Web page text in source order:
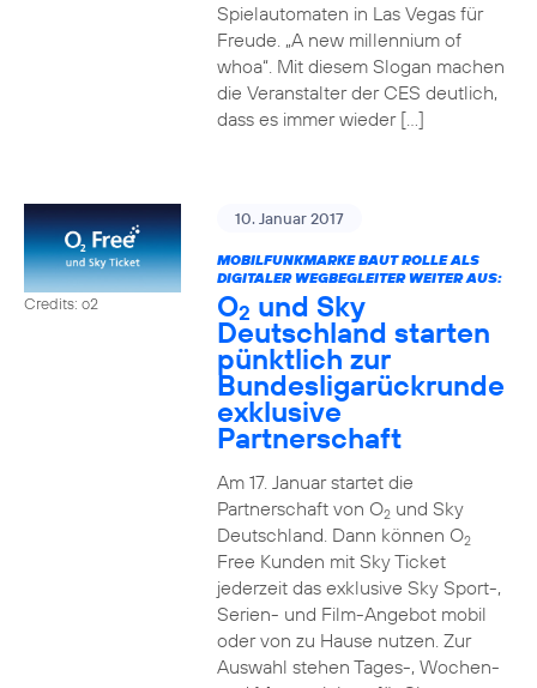
Spielautomaten in Las Vegas für
Freude. „A new millennium of
whoa“. Mit diesem Slogan machen
die Veranstalter der CES deutlich,
dass es immer wieder […]
Credits: o2
10. Januar 2017
MOBILFUNKMARKE BAUT ROLLE ALS
DIGITALER WEGBEGLEITER WEITER AUS:
O2 und Sky
Deutschland starten
pünktlich zur
Bundesligarückrunde
exklusive
Partnerschaft
Am 17. Januar startet die
Partnerschaft von O2und Sky
Deutschland. Dann können O2
Free Kunden mit Sky Ticket
jederzeit das exklusive Sky Sport-,
Serien- und Film-Angebot mobil
oder von zu Hause nutzen. Zur
Auswahl stehen Tages-, Wochen-